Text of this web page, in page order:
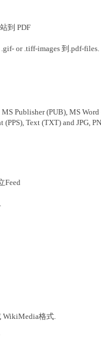
到 PDF
or .tiff-images 到.pdf-files.
Publisher (PUB), MS
(PPS), Text (TXT) and JPG,
Feed
WikiMedia格式.